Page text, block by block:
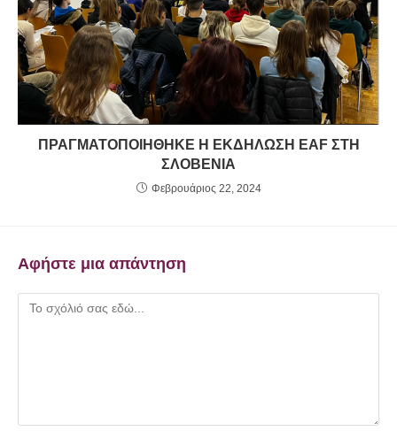
ΠΡΑΓΜΑΤΟΠΟΙΗΘΗΚΕ Η ΕΚΔΗΛΩΣΗ EAF ΣΤΗ
ΣΛΟΒΕΝΙΑ
Φεβρουάριος 22, 2024
Αφήστε μια απάντηση